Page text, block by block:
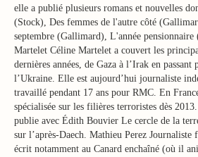
elle a publié plusieurs romans et nouvelles
(Stock), Des femmes de l'autre côté
septembre (Gallimard), L'année
Martelet Céline Martelet a couvert les
dernières années, de Gaza à l’Irak en
l’Ukraine. Elle est aujourd’hui journaliste
travaillé pendant 17 ans pour RMC. En
spécialisée sur les filières terroristes dès
publie avec Édith Bouvier Le cercle de la
sur l’après-Daech. Mathieu Perez Journaliste
écrit notamment au Canard enchaîné (où il